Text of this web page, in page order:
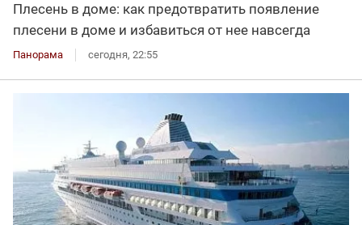
Плесень в доме: как предотвратить появление
плесени в доме и избавиться от нее навсегда
Панорама сегодня, 22:55